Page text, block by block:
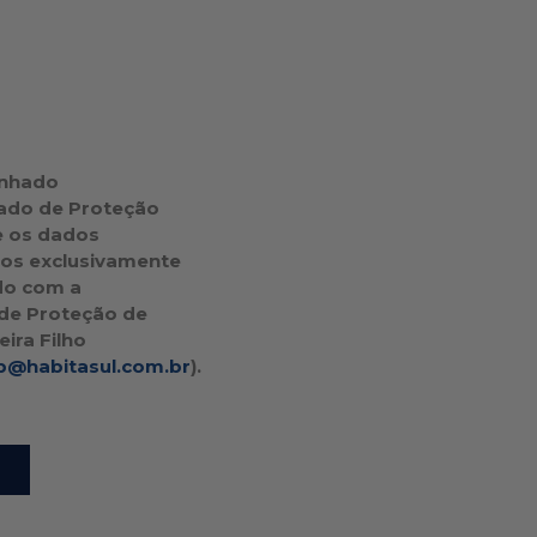
de Proteção
os dados
exclusivamente
com a
Proteção de
Filho
).